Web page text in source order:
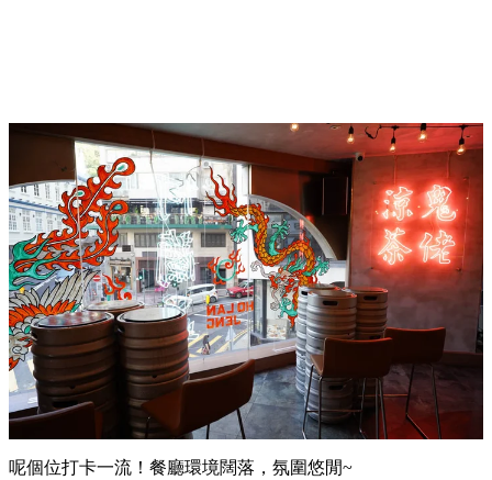
呢個位打卡一流！餐廳環境闊落，氛圍悠閒~